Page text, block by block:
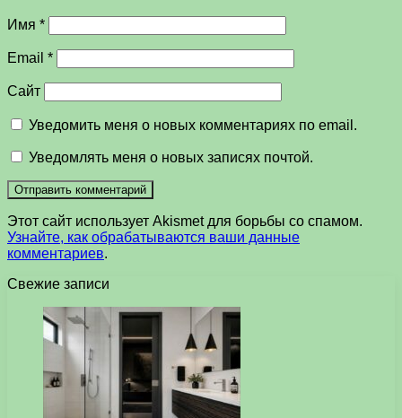
Имя *
Email *
Сайт
Уведомить меня о новых комментариях по email.
Уведомлять меня о новых записях почтой.
Этот сайт использует Akismet для борьбы со спамом.
Узнайте, как обрабатываются ваши данные
комментариев.
Свежие записи